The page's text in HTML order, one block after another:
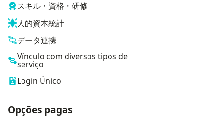
スキル・資格・研修
人的資本統計
データ連携
Vínculo com diversos tipos de
serviço
Login Único
Opções pagas